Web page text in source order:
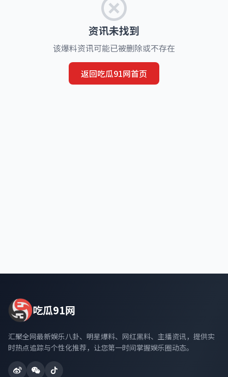
资讯未找到
该爆料资讯可能已被删除或不存在
返回吃瓜91网首页
吃瓜91网
汇聚全网最新娱乐八卦、明星爆料、网红黑料、主播资讯，提供实
时热点追踪与个性化推荐，让您第一时间掌握娱乐圈动态。